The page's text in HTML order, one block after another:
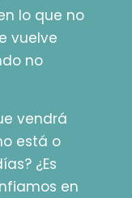
lo que no
vuelve
no
vendrá
está o
¿Es
en